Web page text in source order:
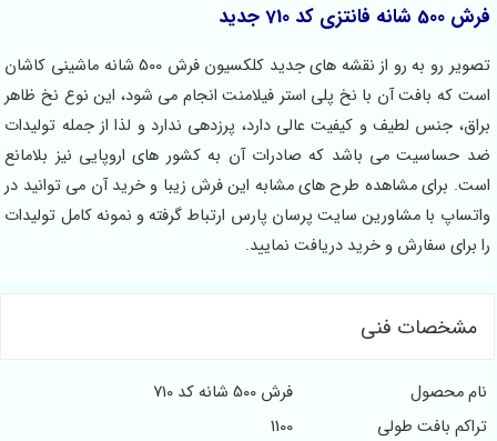
فرش 500 شانه فانتزی کد 710 جدید
تصویر رو به رو از نقشه های جدید کلکسیون فرش 500 شانه ماشینی کاشان
است که بافت آن با نخ پلی استر فیلامنت انجام می شود، این نوع نخ ظاهر
براق، جنس لطیف و کیفیت عالی دارد، پرزدهی ندارد و لذا از جمله تولیدات
ضد حساسیت می باشد که صادرات آن به کشور های اروپایی نیز بلامانع
است. برای مشاهده طرح های مشابه این فرش زیبا و خرید آن می توانید در
واتساپ با مشاورین سایت پرسان پارس ارتباط گرفته و نمونه کامل تولیدات
را برای سفارش و خرید دریافت نمایید.
مشخصات فنی
نام محصول
فرش 500 شانه کد 710
تراکم بافت طولی
1100